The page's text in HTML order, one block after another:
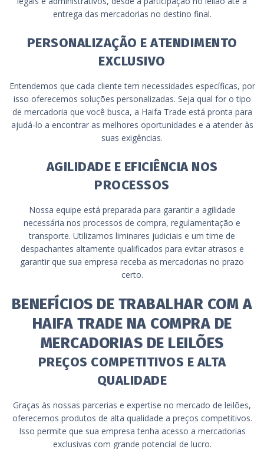
entrega das mercadorias no destino final.
PERSONALIZAÇÃO E ATENDIMENTO
EXCLUSIVO
Entendemos que cada cliente tem necessidades específicas, por
isso oferecemos soluções personalizadas. Seja qual for o tipo
de mercadoria que você busca, a Haifa Trade está pronta para
ajudá-lo a encontrar as melhores oportunidades e a atender às
suas exigências.
AGILIDADE E EFICIÊNCIA NOS
PROCESSOS
Nossa equipe está preparada para garantir a agilidade
necessária nos processos de compra, regulamentação e
transporte. Utilizamos liminares judiciais e um time de
despachantes altamente qualificados para evitar atrasos e
garantir que sua empresa receba as mercadorias no prazo
certo.
BENEFÍCIOS DE TRABALHAR COM A
HAIFA TRADE NA COMPRA DE
MERCADORIAS DE LEILÕES
PREÇOS COMPETITIVOS E ALTA
QUALIDADE
Graças às nossas parcerias e expertise no mercado de leilões,
oferecemos produtos de alta qualidade a preços competitivos.
Isso permite que sua empresa tenha acesso a mercadorias
exclusivas com grande potencial de lucro.